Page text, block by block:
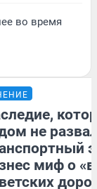
во время
не
миф о